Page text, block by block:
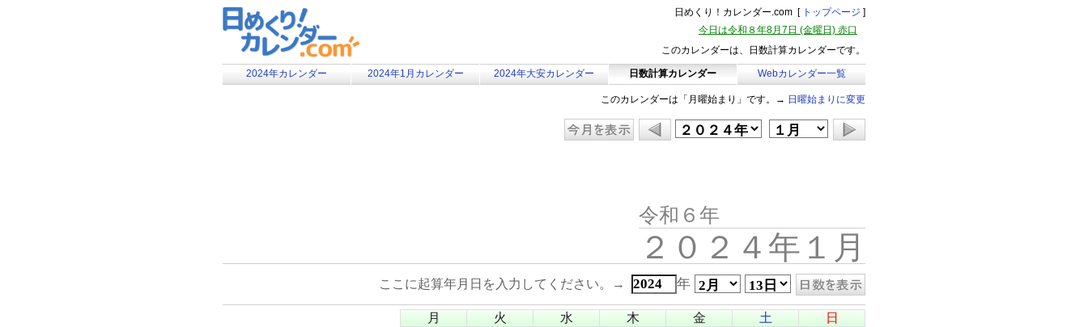
日めくり！カレンダー.com [ トップページ ]
今日は令和８年8月7日 (金曜日) 赤口
このカレンダーは、日数計算カレンダーです。
2024年カレンダー 2024年1月カレンダー 2024年大安カレンダー 日数計算カレンダー Webカレンダー一覧
このカレンダーは「月曜始まり」です。→ 日曜始まりに変更
令和６年
２０２４年１月
ここに起算年月日を入力してください。→ 年
月 火 水 木 金 土 日